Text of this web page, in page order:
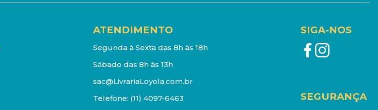
ATENDIMENTO
Segunda à Sexta das 8h às 18h
Sábado das 8h às 13h
sac@LivrariaLoyola.com.br
Telefone: (11) 4097-6463
SIGA-NOS
SEGURANÇA